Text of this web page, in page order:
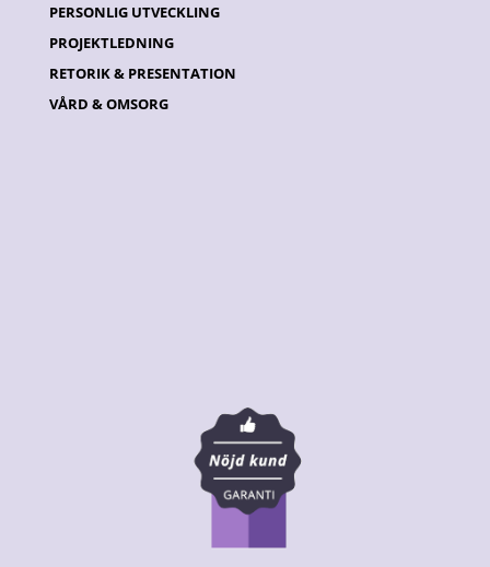
PERSONLIG UTVECKLING
PROJEKTLEDNING
RETORIK & PRESENTATION
VÅRD & OMSORG